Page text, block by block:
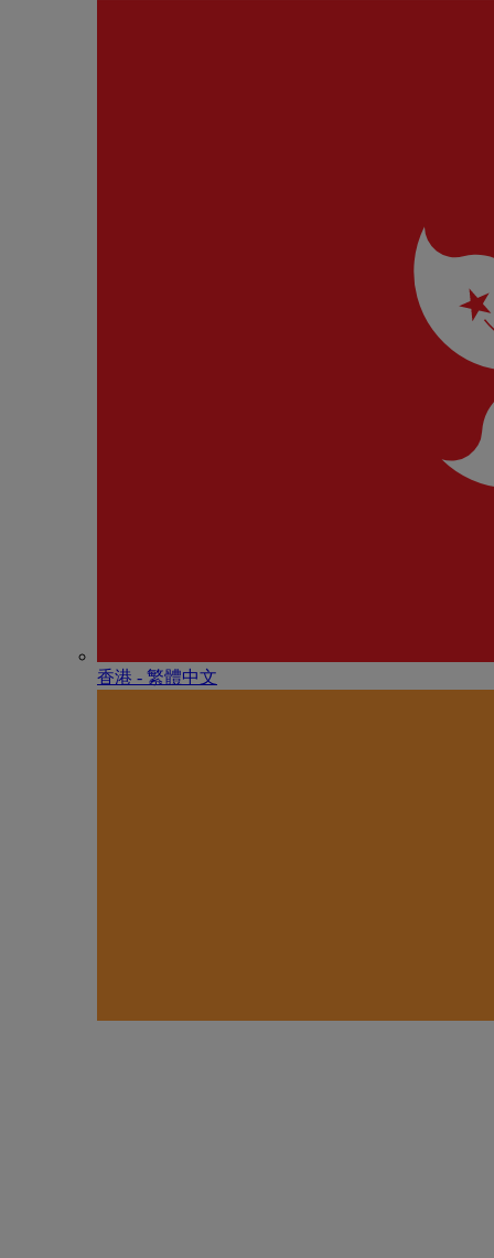
香港 - 繁體中文